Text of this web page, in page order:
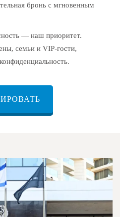
бронь с мгновенным
— наш приоритет.
семьи и VIP-гости,